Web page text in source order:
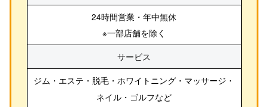
24時間営業・年中無休
※一部店舗を除く
サービス
ジム・エステ・脱毛・ホワイトニング・マッサージ・
ネイル・ゴルフなど